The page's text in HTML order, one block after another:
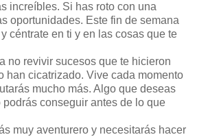
increíbles. Si has roto con una
oportunidades. Este fin de semana
céntrate en ti y en las cosas que te
no revivir sucesos que te hicieron
han cicatrizado. Vive cada momento
mucho más. Algo que deseas
conseguir antes de lo que
muy aventurero y necesitarás hacer